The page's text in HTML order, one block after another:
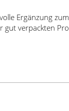
angezeigt und liegen
€. Für den Versand
der Betrag nach
Sofern Sie keinen
verwenden oder die
Ergänzung
gut verpackten